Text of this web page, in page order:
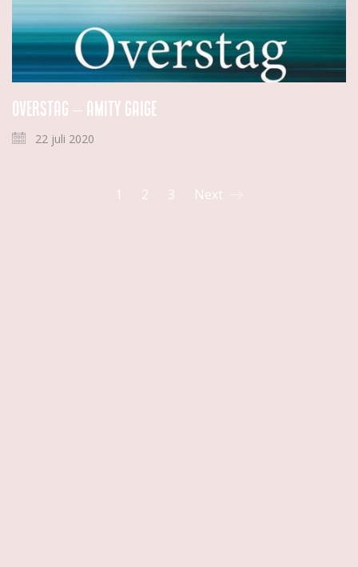
Overstag – Amity Gaige
22 juli 2020
1 2 3 Next